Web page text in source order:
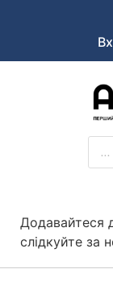
Aveopt –
Додавайтеся
слідкуйте за